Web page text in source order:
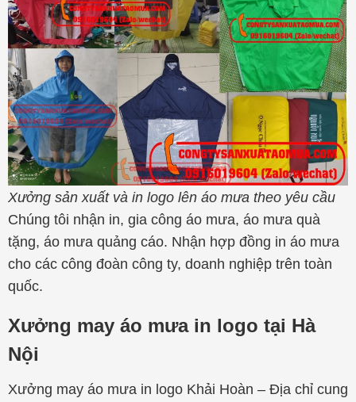
Xưởng sản xuất và in logo lên áo mưa theo yêu cầu
Chúng tôi nhận in, gia công áo mưa, áo mưa quà
tặng, áo mưa quảng cáo. Nhận hợp đồng in áo mưa
cho các công đoàn công ty, doanh nghiệp trên toàn
quốc.
Xưởng may áo mưa in logo tại Hà
Nội
Xưởng may áo mưa in logo Khải Hoàn – Địa chỉ cung